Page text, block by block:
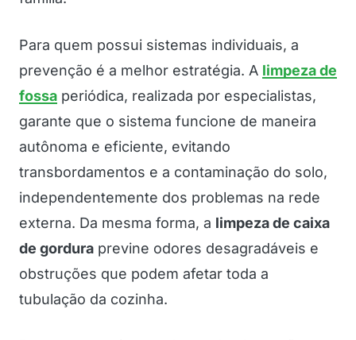
Para quem possui sistemas individuais, a
prevenção é a melhor estratégia. A limpeza de
fossa periódica, realizada por especialistas,
garante que o sistema funcione de maneira
autônoma e eficiente, evitando
transbordamentos e a contaminação do solo,
independentemente dos problemas na rede
externa. Da mesma forma, a limpeza de caixa
de gordura previne odores desagradáveis e
obstruções que podem afetar toda a
tubulação da cozinha.